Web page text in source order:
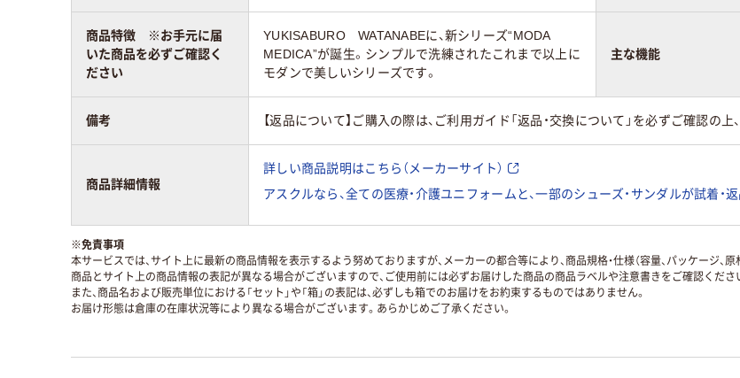
商品特徴 ※お手元に届
いた商品を必ずご確認く
ださい
YUKISABURO WATANABEに、新シリーズ“MODA
MEDICA”が誕生。シンプルで洗練されたこれまで以上に
モダンで美しいシリーズです。
主な機能
備考 【返品について】ご購入の際は、ご利用ガイド「返品・交換について」を必ずご確認の上
商品詳細情報
詳しい商品説明はこちら（メーカーサイト）
アスクルなら、全ての医療・介護ユニフォームと、一部のシューズ・サンダルが試着・
※免責事項
本サービスでは、サイト上に最新の商品情報を表示するよう努めておりますが、メーカーの都合等により、商品規格・仕様（容量、パッケージ、
商品とサイト上の商品情報の表記が異なる場合がございますので、ご使用前には必ずお届けした商品の商品ラベルや注意書きをご確認くださ
また、商品名および販売単位における「セット」や「箱」の表記は、必ずしも箱でのお届けをお約束するものではありません。
お届け形態は倉庫の在庫状況等により異なる場合がございます。あらかじめご了承ください。